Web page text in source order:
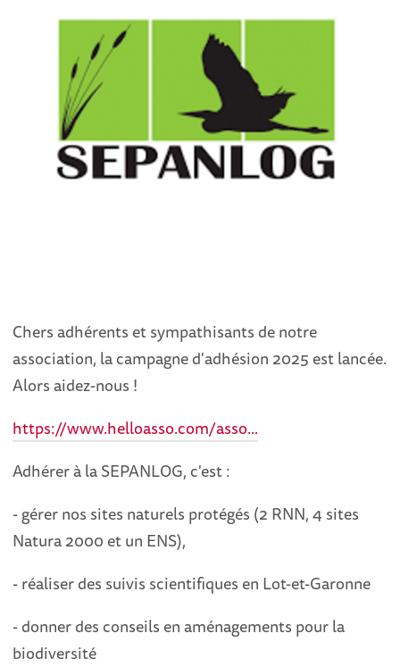
Chers adhérents et sympathisants de notre
association, la campagne d'adhésion 2025 est lancée.
Alors aidez-nous !
https://www.helloasso.com/asso...
Adhérer à la SEPANLOG, c'est :
- gérer nos sites naturels protégés (2 RNN, 4 sites
Natura 2000 et un ENS),
- réaliser des suivis scientifiques en Lot-et-Garonne
- donner des conseils en aménagements pour la
biodiversité